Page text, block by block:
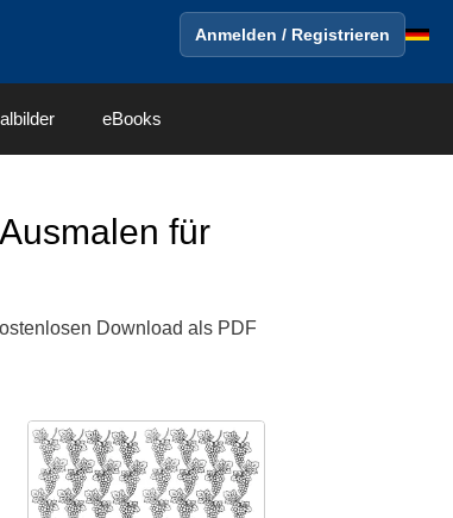
Anmelden / Registrieren
eBooks
für
Download als PDF